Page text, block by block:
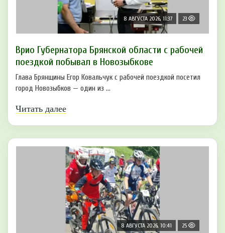
8 АВГУСТА 2026, 11:37 23
Врио Губернатора Брянской области с рабочей
поездкой побывал в Новозыбкове
Глава Брянщины Егор Ковальчук с рабочей поездкой посетил
город Новозыбков — один из ...
Читать далее
8 АВГУСТА 2026, 10:41 25